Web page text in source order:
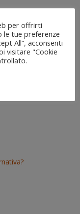
per offrirti
le tue preferenze
All”, acconsenti
visitare "Cookie